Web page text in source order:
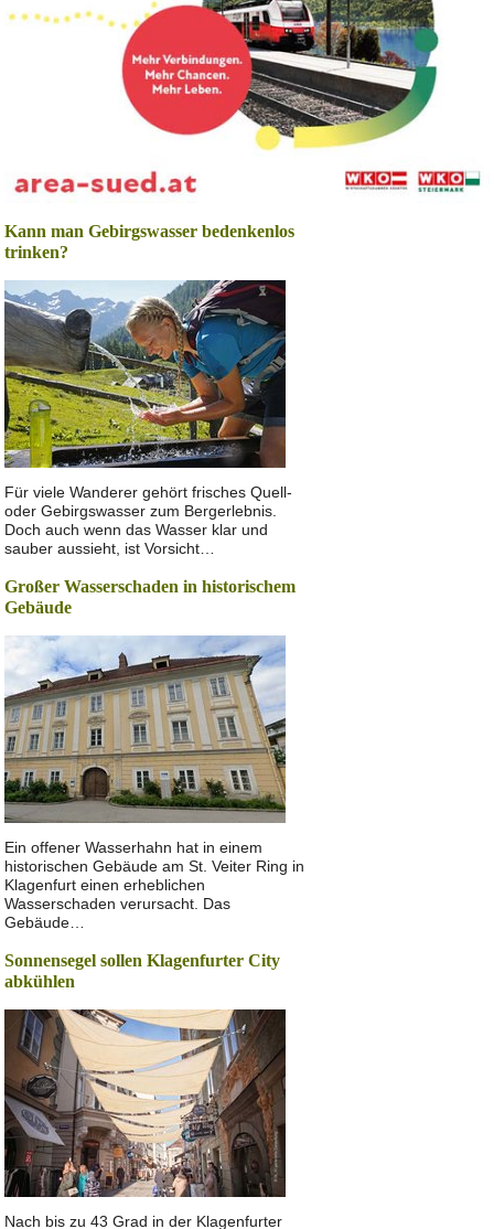
Kann man Gebirgswasser bedenkenlos
trinken?
Für viele Wanderer gehört frisches Quell-
oder Gebirgswasser zum Bergerlebnis.
Doch auch wenn das Wasser klar und
sauber aussieht, ist Vorsicht…
Großer Wasserschaden in historischem
Gebäude
Ein offener Wasserhahn hat in einem
historischen Gebäude am St. Veiter Ring in
Klagenfurt einen erheblichen
Wasserschaden verursacht. Das
Gebäude…
Sonnensegel sollen Klagenfurter City
abkühlen
Nach bis zu 43 Grad in der Klagenfurter